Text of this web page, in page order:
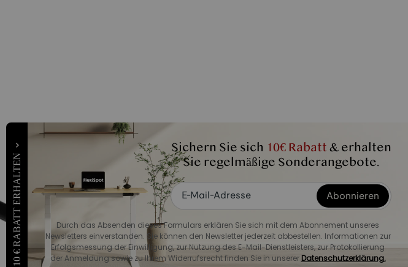
10 € RABATT ERHALTEN
Sichern Sie sich 10€ Rabatt & erhalten
Sie regelmäßige Sonderangebote.
Abonnieren
Durch das Absenden dieses Formulars erklären Sie sich mit dem Abonnement unseres
Newsletters einverstanden. Sie können den Newsletter jederzeit abbestellen. Informationen zur
Erfolgsmessung der Einwilligung, zur Nutzung des E-Mail-Dienstleisters, zur Protokollierung
der Anmeldung sowie zu Ihrem Widerrufsrecht finden Sie in unserer Datenschutzerklärung.